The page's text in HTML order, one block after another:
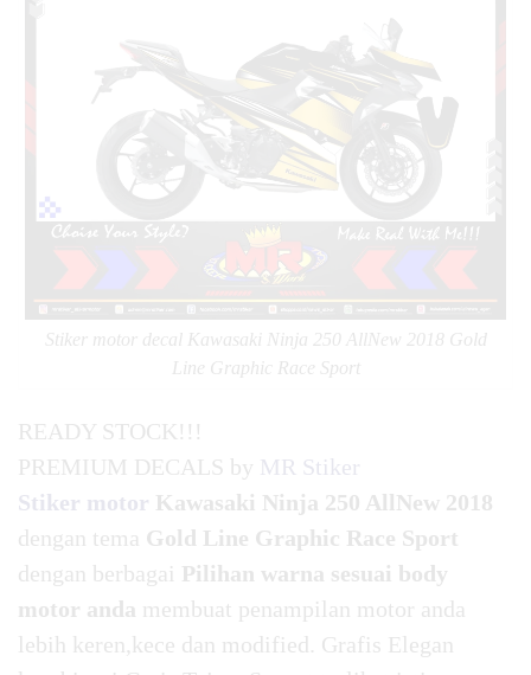
Stiker motor decal Kawasaki Ninja 250 AllNew 2018 Gold
Line Graphic Race Sport
READY STOCK!!!
PREMIUM DECALS by MR Stiker
Stiker motor Kawasaki Ninja 250 AllNew 2018
dengan tema Gold Line Graphic Race Sport
dengan berbagai Pilihan warna sesuai body
motor anda membuat penampilan motor anda
lebih keren,kece dan modified. Grafis Elegan